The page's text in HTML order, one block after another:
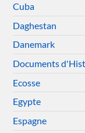
Cuba
Daghestan
Danemark
Documents
Ecosse
Egypte
Espagne